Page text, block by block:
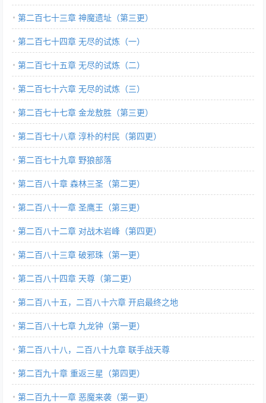
第二百七十三章 神魔遗址（第三更）
第二百七十四章 无尽的试炼（一）
第二百七十五章 无尽的试炼（二）
第二百七十六章 无尽的试炼（三）
第二百七十七章 金龙敖胜（第三更）
第二百七十八章 淳朴的村民（第四更）
第二百七十九章 野狼部落
第二百八十章 森林三圣（第二更）
第二百八十一章 圣鹰王（第三更）
第二百八十二章 对战木岩峰（第四更）
第二百八十三章 破邪珠（第一更）
第二百八十四章 天尊（第二更）
第二百八十五，二百八十六章 开启最终之地
第二百八十七章 九龙钟（第一更）
第二百八十八，二百八十九章 联手战天尊
第二百九十章 重返三星（第四更）
第二百九十一章 恶魔来袭（第一更）